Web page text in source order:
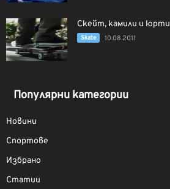
Скейт, камили и юрти
Skate 10.08.2011
Популярни категории
Новини
Спортове
Избрано
Статии